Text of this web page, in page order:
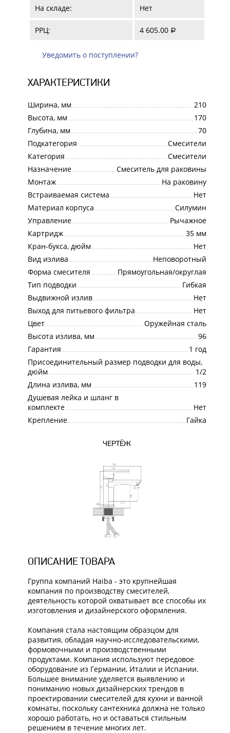
На складе: Нет
РРЦ: 4 605.00 a
Уведомить о поступлении?
ХАРАКТЕРИСТИКИ
Ширина, мм
210
Высота, мм
170
Глубина, мм
70
Подкатегория
Смесители
Категория
Смесители
Назначение
Смеситель для раковины
Монтаж
На раковину
Встраиваемая система
Нет
Материал корпуса
Силумин
Управление
Рычажное
Картридж
35 мм
Кран-букса, дюйм
Нет
Вид излива
Неповоротный
Форма смесителя
Прямоугольная/округлая
Тип подводки
Гибкая
Выдвижной излив
Нет
Выход для питьевого фильтра
Нет
Цвет
Оружейная сталь
Высота излива, мм
96
Гарантия
1 год
Присоединительный размер подводки для воды,
дюйм
1/2
Длина излива, мм
119
Душевая лейка и шланг в
комплекте
Нет
Крепление
Гайка
ЧЕРТЁЖ
ОПИСАНИЕ ТОВАРА
Группа компаний Haiba - это крупнейшая
компания по производству смесителей,
деятельность которой охватывает все способы их
изготовления и дизайнерского оформления.
Компания стала настоящим образцом для
развития, обладая научно-исследовательскими,
формовочными и производственными
продуктами. Компания используют передовое
оборудование из Германии, Италии и Испании.
Большее внимание уделяется выявлению и
пониманию новых дизайнерских трендов в
проектировании смесителей для кухни и ванной
комнаты, поскольку сантехника должна не только
хорошо работать, но и оставаться стильным
решением в течение многих лет.